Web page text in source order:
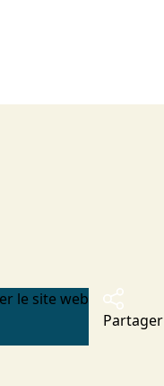
le site web
Partager